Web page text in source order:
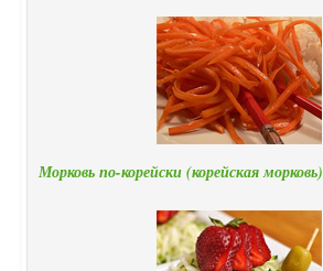
Морковь по-корейски (корейская морковь)